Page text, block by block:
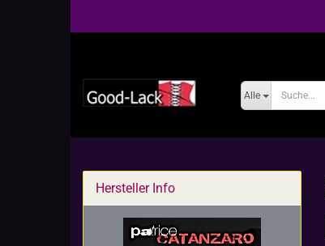
Alle
Hersteller Info